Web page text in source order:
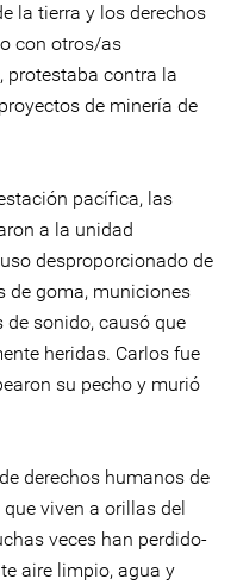
la tierra y los derechos
con otros/as
protestaba contra la
de minería de
pacífica, las
a la unidad
desproporcionado de
de goma, municiones
de sonido, causó que
heridas. Carlos fue
su pecho y murió
derechos humanos de
viven a orillas del
veces han perdido-
aire limpio, agua y